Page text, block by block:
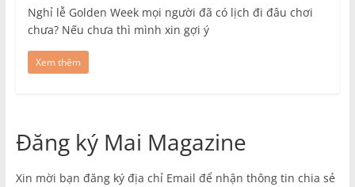
Nghỉ lễ Golden Week mọi người đã có lịch đi đâu chơi
chưa? Nếu chưa thì mình xin gợi ý
Xem thêm
Đăng ký Mai Magazine
Xin mời bạn đăng ký địa chỉ Email để nhận thông tin chia sẻ